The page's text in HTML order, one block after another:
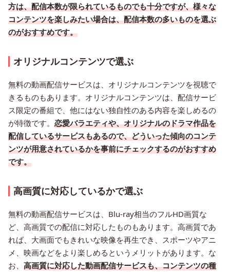
方は、配信本数が限られているものでも十分ですが、様々な
コンテンツを楽しみたい場合は、配信本数の多いものを選ぶ
のがおすすめです。
オリジナルコンテンツで選ぶ
無料の動画配信サービスは、オリジナルコンテンツを視聴で
きるものもあります。オリジナルコンテンツは、配信サービ
ス限定の番組で、他にはない独自性のある内容を楽しめるの
が特徴です。 恋愛バラエティや、オリジナルのドラマ作品を
配信しているサービスもあるので、どういった傾向のコンテ
ンツが用意されているかを事前にチェックするのがおすすめ
です。
高画質に対応しているかで選ぶ
無料の動画配信サービスは、Blu-ray相当のフルHD画質な
ど、高画質での配信に対応したものもあります。高画質であ
れば、大画面でもきれいな映像を再生でき、スポーツやアニ
メ、映画などをより楽しめるというメリットがあります。な
お、 高画質に対応した動画配信サービスも、コンテンツの種